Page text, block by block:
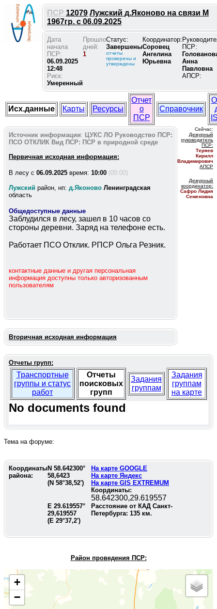
ПСР 12079 Лужский д.Яконово на связи М
1967гр. с 06.09.2025
Дата
начала
ПСР:
06.09.2025
12:48
Риск:
Умеренный
Прошло
дней:
1
Статус:
Завершены
отчеты
проверены и
утверждены
Координатор:
Соровец
Ангелина
Юрьевна
ПСР:
Анна
Павловна
АПСР:
Исх.данные Карты Ресурсы
Отчет
о
ПСР
Справочник
Источник информации: ЦУКС ЛО Руководство ПСР:
ПСО ОТКЛИК Вид ПСР: ПСР в природной среде
Первичная исходная информация:
В лесу c 06.09.2025 время: 10:00 (00:00)
Лужский район, нп: д.Яконово Ленинградская
область
Общедоступные данные
Заблудился в лесу, зашел в 10 часов со
стороны деревни. Заряд на телефоне есть.
Работает ПСО Отклик. РПСР Ольга Резник.
контактные данные и другая персональная
информация доступны только авторизованным
пользователям
Сейчас:
Дежурный
руководитель
ПСР:
Теряев
Кирилл
Владимирович
АПСР
Дежурный
координатор:
Сафро Лидия
Семеновна
Вторичная исходная информация
Отчеты групп:
Транспортные
группы и статус
работ
Отчеты
поисковых
групп
Задания
группам
Задания
группам
на карте
No documents found
Тема на форуме:
Координаты
района:
N 58.642300°
58,6423
(N 58°38,52')
На карте GOOGLE
На карте Яндекс
На карте GIS EXTREMUM
Координаты:
58.642300,29.619557
E 29.619557°
29,619557
(E 29°37,2')
Расстояние от КАД Санкт-
Петербурга: 135 км.
Район проведения ПСР:
+
−